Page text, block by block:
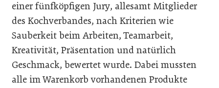
einer fünfköpfigen Jury, allesamt Mitglieder
des Kochverbandes, nach Kriterien wie
Sauberkeit beim Arbeiten, Teamarbeit,
Kreativität, Präsentation und natürlich
Geschmack, bewertet wurde. Dabei mussten
alle im Warenkorb vorhandenen Produkte